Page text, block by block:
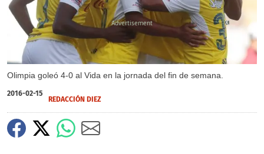
Olimpia goleó 4-0 al Vida en la jornada del fin de semana.
X
2016-02-15
REDACCIÓN DIEZ